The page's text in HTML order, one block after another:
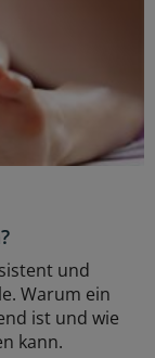
und
Warum ein
ist und wie
kann.